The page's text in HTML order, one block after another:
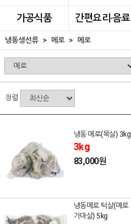
가공식품 간편요리·음료
냉동생선류 메로 메로
정렬
냉동 메로(목살) 3kg
3kg
83,000원
냉동메로 턱살(메로
가마살) 5kg